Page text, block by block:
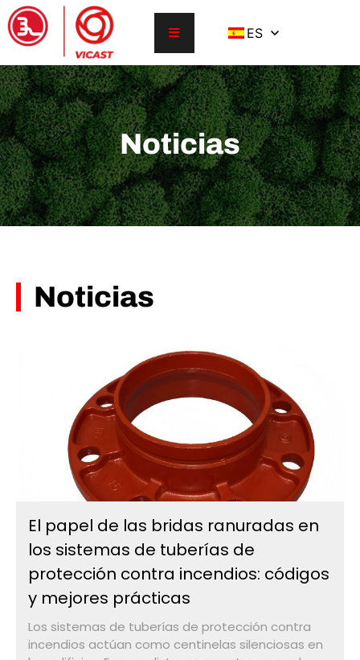
ES
Noticias
Noticias
El papel de las bridas ranuradas en
los sistemas de tuberías de
protección contra incendios: códigos
y mejores prácticas
Los sistemas de tuberías de protección contra
incendios actúan como centinelas silenciosas en